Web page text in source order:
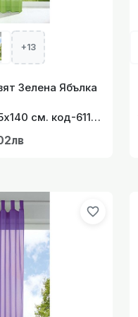
+13
Зелена Ябълка
см. код-61175
favorite_border
цвят Лилав с
воал, цвят Нуга с